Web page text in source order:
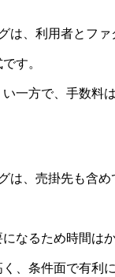
は、利用者とファ
す。
一方で、手数料
は、売掛先も含
なるため時間は
、条件面で有利